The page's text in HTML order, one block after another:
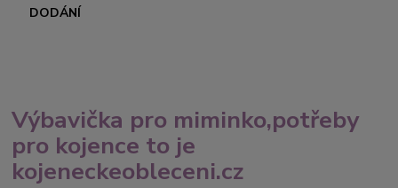
DODÁNÍ
Výbavička pro miminko,potřeby
pro kojence to je
kojeneckeobleceni.cz